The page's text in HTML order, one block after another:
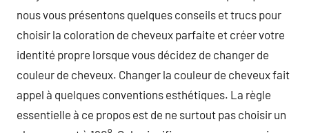
nous vous présentons quelques conseils et trucs pour
choisir la coloration de cheveux parfaite et créer votre
identité propre lorsque vous décidez de changer de
couleur de cheveux. Changer la couleur de cheveux fait
appel à quelques conventions esthétiques. La règle
essentielle à ce propos est de ne surtout pas choisir un